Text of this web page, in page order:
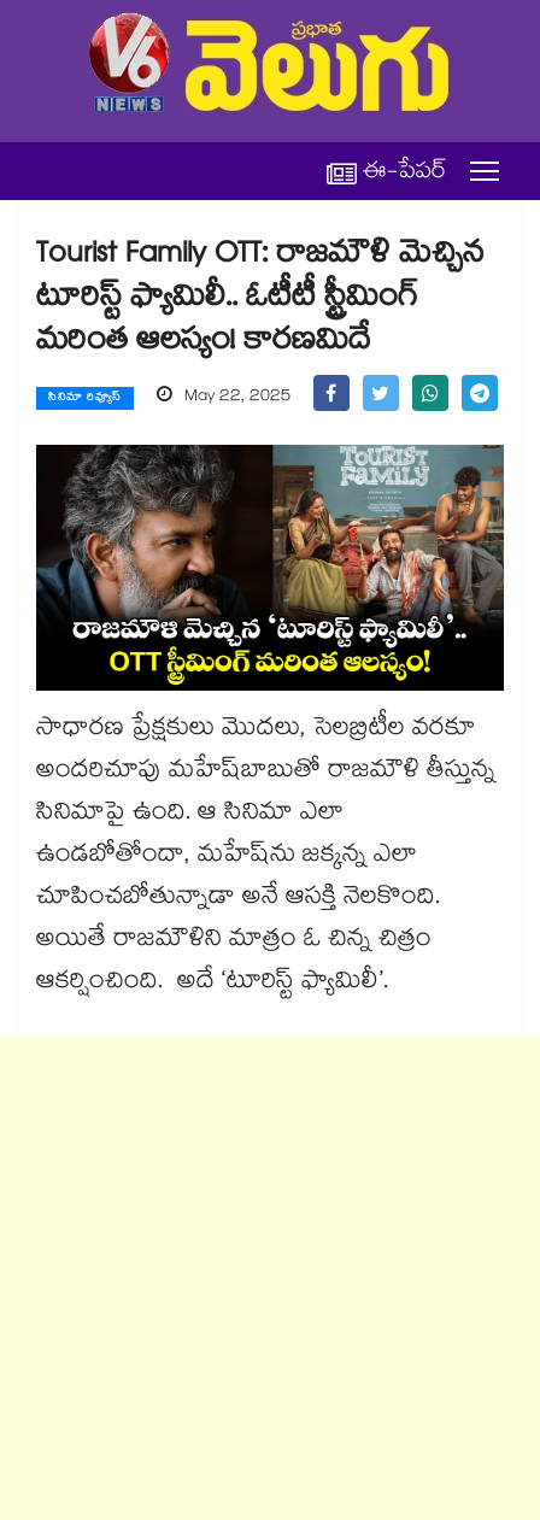
ఈ-పేపర్
Tourist Family OTT: రాజమౌళి మెచ్చిన
టూరిస్ట్ ఫ్యామిలీ.. ఓటీటీ స్ట్రీమింగ్
మరింత ఆలస్యం! కారణమిదే
సినిమా రివ్యూస్ May 22, 2025
సాధారణ ప్రేక్షకులు మొదలు, సెలబ్రిటీల వరకూ
అందరిచూపు మహేష్‌‌బాబుతో రాజమౌళి తీస్తున్న
సినిమాపై ఉంది. ఆ సినిమా ఎలా
ఉండబోతోందా, మహేష్‌‌ను జక్కన్న ఎలా
చూపించబోతున్నాడా అనే ఆసక్తి నెలకొంది.
అయితే రాజమౌళిని మాత్రం ఓ చిన్న చిత్రం
ఆకర్షించింది. అదే ‘టూరిస్ట్‌‌ ఫ్యామిలీ’.